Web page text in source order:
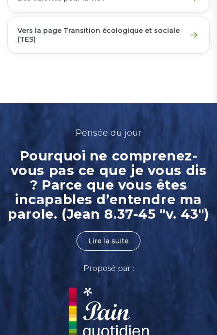
Vers la page Transition écologique et sociale
(TES)
Pensée du jour
Pourquoi ne comprenez-
vous pas ce que je vous dis
? Parce que vous êtes
incapables d’entendre ma
parole. (Jean 8.37-45 "v. 43")
Lire la suite
Proposé par :